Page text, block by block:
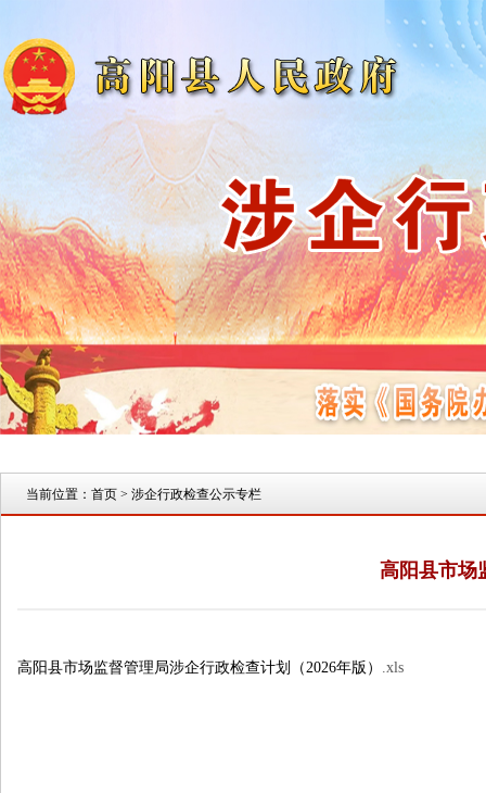
当前位置： 首页 > 涉企行政检查公示专栏
高阳县市场
高阳县市场监督管理局涉企行政检查计划（2026年版） .xls